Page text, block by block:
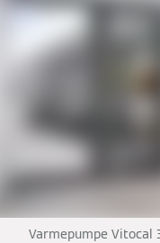
Varmepumpe Vitocal